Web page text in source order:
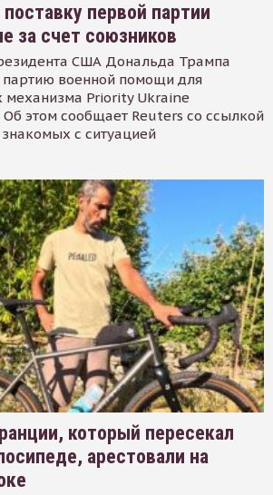
первой партии
за счет союзников
США Дональда Трампа
военной помощи для
механизма Priority Ukraine
этом сообщает Reuters со ссылкой
с ситуацией
который пересекал
арестовали на